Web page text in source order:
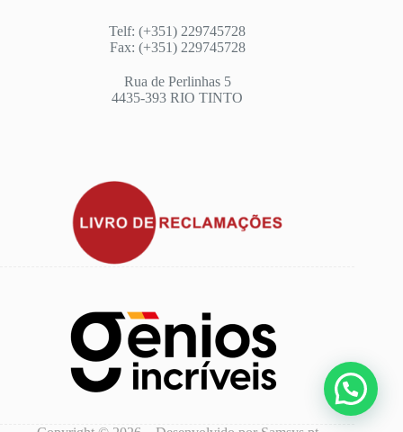
Telf: (+351) 229745728
Fax: (+351) 229745728
Rua de Perlinhas 5
4435-393 RIO TINTO